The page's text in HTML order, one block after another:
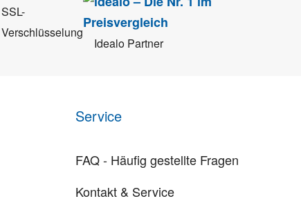
SSL-
Verschlüsselung
Idealo Partner
Service
FAQ - Häufig gestellte Fragen
Kontakt & Service